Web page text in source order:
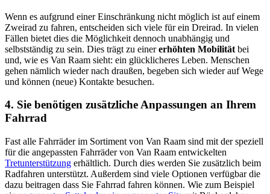
Wenn es aufgrund einer Einschränkung nicht möglich ist auf einem
Zweirad zu fahren, entscheiden sich viele für ein Dreirad. In vielen
Fällen bietet dies die Möglichkeit dennoch unabhängig und
selbstständig zu sein. Dies trägt zu einererhöhten Mobilität bei
und, wie es Van Raam sieht: ein glücklicheres Leben. Menschen
gehen nämlich wieder nach draußen, begeben sich wieder auf Wege
und können (neue) Kontakte besuchen.
4. Sie benötigen zusätzliche Anpassungen an Ihrem
Fahrrad
Fast alle Fahrräder im Sortiment von Van Raam sind mit der speziell
für die angepassten Fahrräder von Van Raam entwickelten
Tretunterstützung erhältlich. Durch dies werden Sie zusätzlich beim
Radfahren unterstützt. Außerdem sind viele Optionen verfügbar die
dazu beitragen dass Sie Fahrrad fahren können. Wie zum Beispiel